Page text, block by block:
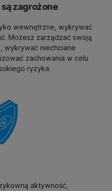
zagrożone
wewnętrzne, wykrywać
Możesz zarządzać swoją
wykrywać niechciane
zachowania w celu
ryzyka.
aktywność,